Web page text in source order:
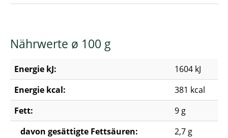
Nährwerte ø 100 g
Energie kJ:
1604 kJ
Energie kcal:
381 kcal
Fett:
9 g
davon gesättigte Fettsäuren:
2,7 g